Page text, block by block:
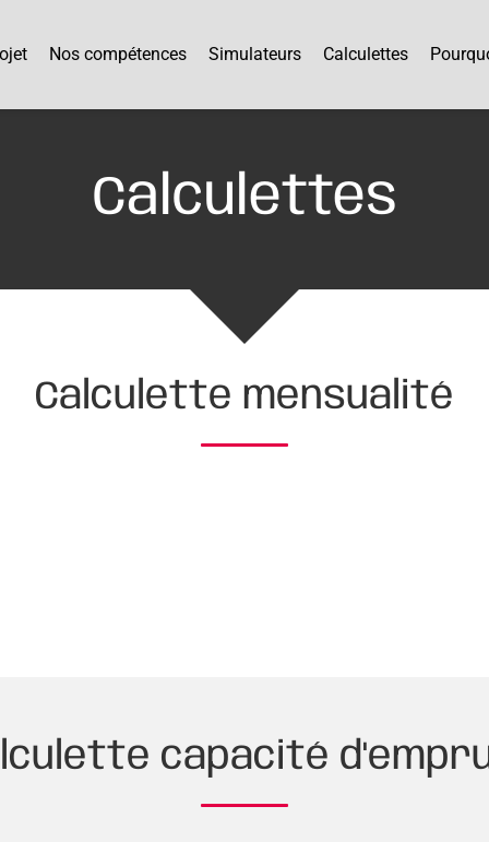
Nos compétences Simulateurs Calculettes
Calculettes
Calculette mensualité
capacité